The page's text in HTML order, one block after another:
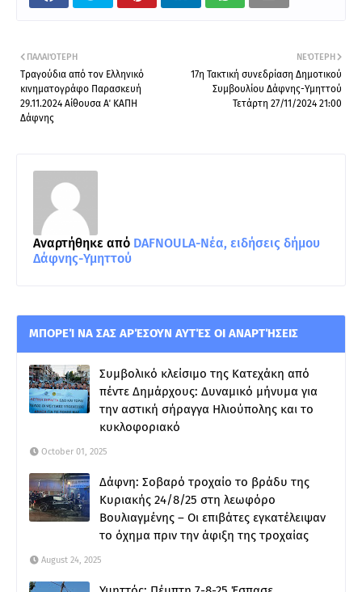
ΝΕΌΤΕΡΗ
17η Τακτική συνεδρίαση Δημοτικού
Συμβουλίου Δάφνης-Υμηττού
Τετάρτη 27/11/2024 21:00
ΠΑΛΑΙΌΤΕΡΗ
Τραγούδια από τον Ελληνικό
κινηματογράφο Παρασκευή
29.11.2024 Αίθουσα Α΄ ΚΑΠΗ
Δάφνης
Αναρτήθηκε από DAFNOULA-Νέα, ειδήσεις δήμου
Δάφνης-Υμηττού
ΜΠΟΡΕΊ ΝΑ ΣΑΣ ΑΡΈΣΟΥΝ ΑΥΤΈΣ ΟΙ ΑΝΑΡΤΉΣΕΙΣ
Συμβολικό κλείσιμο της Κατεχάκη από
πέντε Δημάρχους: Δυναμικό μήνυμα για
την αστική σήραγγα Ηλιούπολης και το
κυκλοφοριακό
October 01, 2025
Δάφνη: Σοβαρό τροχαίο το βράδυ της
Κυριακής 24/8/25 στη λεωφόρο
Βουλιαγμένης – Οι επιβάτες εγκατέλειψαν
το όχημα πριν την άφιξη της τροχαίας
August 24, 2025